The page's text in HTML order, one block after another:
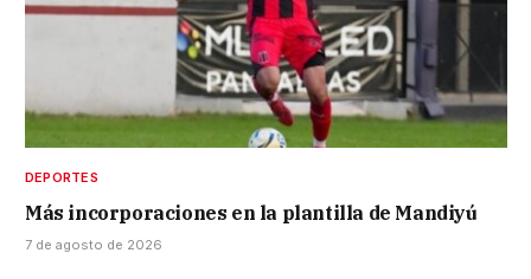
DEPORTES
Más incorporaciones en la plantilla de Mandiyú
7 de agosto de 2026